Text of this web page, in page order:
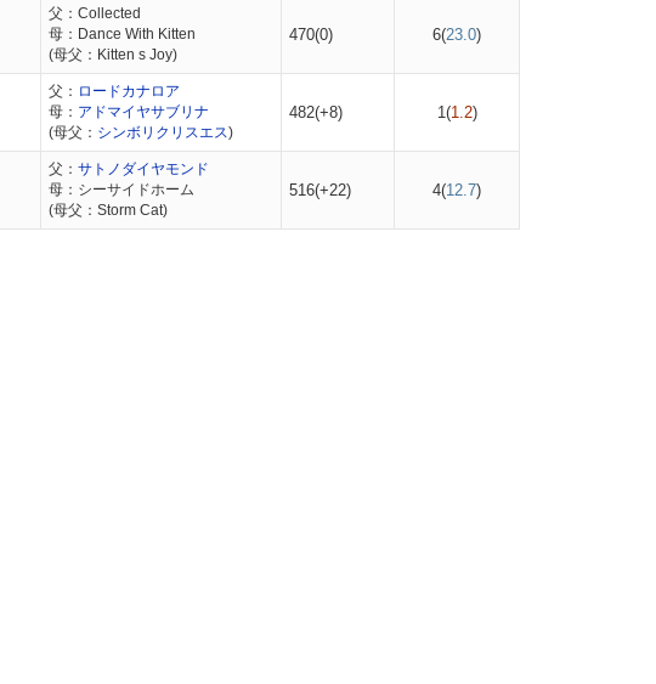
父：Collected
母：Dance With Kitten
(母父：Kitten s Joy)
470(0) 6(23.0)
父： ロードカナロア
母： アドマイヤサブリナ
(母父： シンボリクリスエス)
482(+8) 1(1.2)
父： サトノダイヤモンド
母：シーサイドホーム
(母父：Storm Cat)
516(+22) 4(12.7)